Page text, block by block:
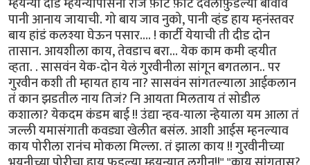
पानी आनाय जायाची. गो बाय जाव नुको, पानी व्हंड हाय म्हनंस्तवर
बाय हांडं कलश्या घेऊन पसार…. ! कार्टी येयाची ती दीड दोन
तासान. आयशीला काय, तेवडाच बरा… येक काम कमी व्हयीत
व्हता. . सासवंन येक-दोन येलं गुरवीनीला सांगून बगतलान.. पर
गुरवीन कशी ती म्हायत हाय ना? सासवंन सांगतल्याला आईकलान
तं कान झडतील नाय तिजं? नि आयता मिलताय तं सोडील
कशाला? येकदम कंडम बाई !! उंद्या न्हव-याला न्हेयाला यम आला तं
जल्ली यमासंगाती कवड्या खेलीत बसंल. आशी आईस म्हनल्याव
काय पोरीला रानंच मोकला मिल्ला. तं झाला काय !! गुरवीनीच्या